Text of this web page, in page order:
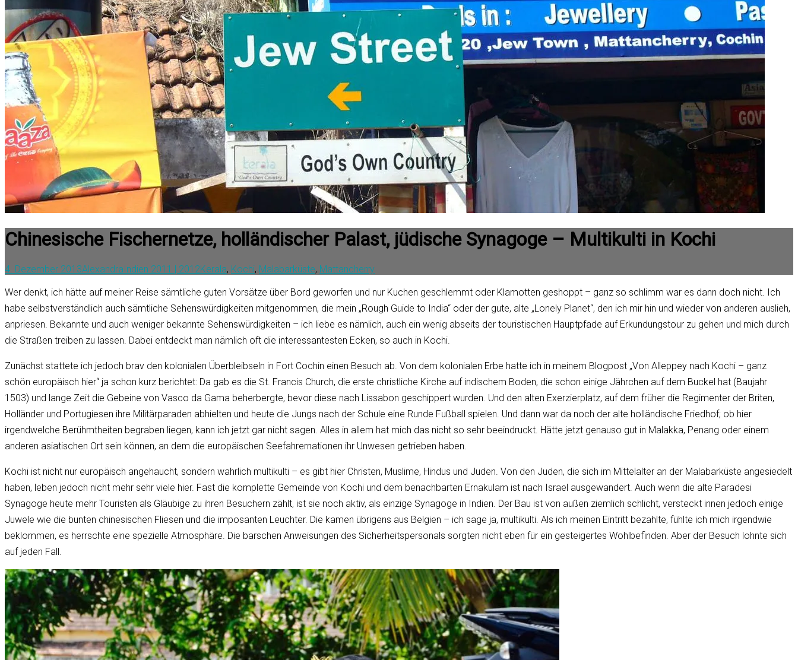
Chinesische Fischernetze, holländischer Palast, jüdische Synagoge – Multikulti in Kochi
4. Dezember 2013AlexandraIndien 2011 | 2012Kerala, Kochi, Malabarküste, Mattancherry
Wer denkt, ich hätte auf meiner Reise sämtliche guten Vorsätze über Bord geworfen und nur Kuchen geschlemmt oder Klamotten geshoppt – ganz so schlimm war es dann doch nicht. Ich
habe selbstverständlich auch sämtliche Sehenswürdigkeiten mitgenommen, die mein „Rough Guide to India“ oder der gute, alte „Lonely Planet“, den ich mir hin und wieder von anderen auslieh,
anpriesen. Bekannte und auch weniger bekannte Sehenswürdigkeiten – ich liebe es nämlich, auch ein wenig abseits der touristischen Hauptpfade auf Erkundungstour zu gehen und mich durch
die Straßen treiben zu lassen. Dabei entdeckt man nämlich oft die interessantesten Ecken, so auch in Kochi.
Zunächst stattete ich jedoch brav den kolonialen Überbleibseln in Fort Cochin einen Besuch ab. Von dem kolonialen Erbe hatte ich in meinem Blogpost „Von Alleppey nach Kochi – ganz
schön europäisch hier“ ja schon kurz berichtet: Da gab es die St. Francis Church, die erste christliche Kirche auf indischem Boden, die schon einige Jährchen auf dem Buckel hat (Baujahr
1503) und lange Zeit die Gebeine von Vasco da Gama beherbergte, bevor diese nach Lissabon geschippert wurden. Und den alten Exerzierplatz, auf dem früher die Regimenter der Briten,
Holländer und Portugiesen ihre Militärparaden abhielten und heute die Jungs nach der Schule eine Runde Fußball spielen. Und dann war da noch der alte holländische Friedhof; ob hier
irgendwelche Berühmtheiten begraben liegen, kann ich jetzt gar nicht sagen. Alles in allem hat mich das nicht so sehr beeindruckt. Hätte jetzt genauso gut in Malakka, Penang oder einem
anderen asiatischen Ort sein können, an dem die europäischen Seefahrernationen ihr Unwesen getrieben haben.
Kochi ist nicht nur europäisch angehaucht, sondern wahrlich multikulti – es gibt hier Christen, Muslime, Hindus und Juden. Von den Juden, die sich im Mittelalter an der Malabarküste angesiedelt
haben, leben jedoch nicht mehr sehr viele hier. Fast die komplette Gemeinde von Kochi und dem benachbarten Ernakulam ist nach Israel ausgewandert. Auch wenn die alte Paradesi
Synagoge heute mehr Touristen als Gläubige zu ihren Besuchern zählt, ist sie noch aktiv, als einzige Synagoge in Indien. Der Bau ist von außen ziemlich schlicht, versteckt innen jedoch einige
Juwele wie die bunten chinesischen Fliesen und die imposanten Leuchter. Die kamen übrigens aus Belgien – ich sage ja, multikulti. Als ich meinen Eintritt bezahlte, fühlte ich mich irgendwie
beklommen, es herrschte eine spezielle Atmosphäre. Die barschen Anweisungen des Sicherheitspersonals sorgten nicht eben für ein gesteigertes Wohlbefinden. Aber der Besuch lohnte sich
auf jeden Fall.